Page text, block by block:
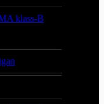
klass-B